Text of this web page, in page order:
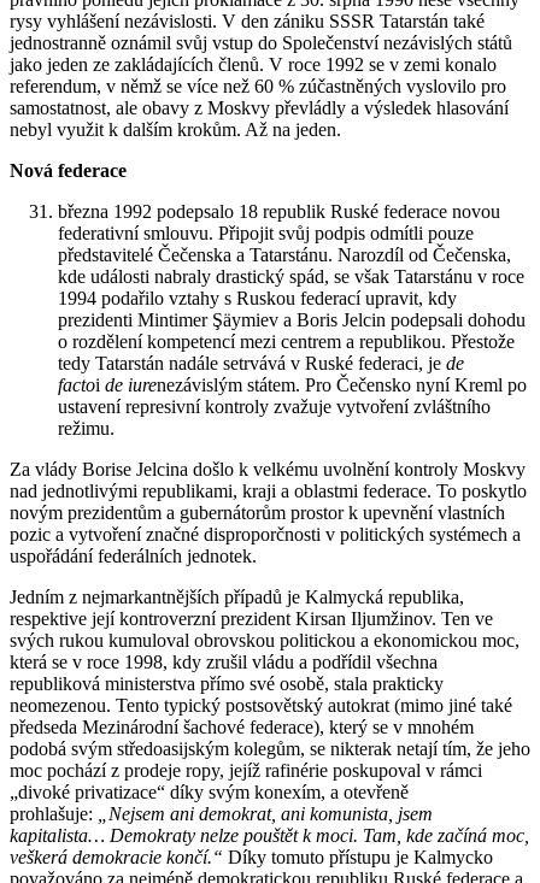
rysy vyhlášení nezávislosti. V den zániku SSSR Tatarstán také
jednostranně oznámil svůj vstup do Společenství nezávislých států
jako jeden ze zakládajících členů. V roce 1992 se v zemi konalo
referendum, v němž se více než 60 % zúčastněných vyslovilo pro
samostatnost, ale obavy z Moskvy převládly a výsledek hlasování
nebyl využit k dalším krokům. Až na jeden.
Nová federace
března 1992 podepsalo 18 republik Ruské federace novou
federativní smlouvu. Připojit svůj podpis odmítli pouze
představitelé Čečenska a Tatarstánu. Narozdíl od Čečenska,
kde události nabraly drastický spád, se však Tatarstánu v roce
1994 podařilo vztahy s Ruskou federací upravit, kdy
prezidenti Mintimer Şäymiev a Boris Jelcin podepsali dohodu
o rozdělení kompetencí mezi centrem a republikou. Přestože
tedy Tatarstán nadále setrvává v Ruské federaci, je de
factoi de iurenezávislým státem. Pro Čečensko nyní Kreml po
ustavení represivní kontroly zvažuje vytvoření zvláštního
režimu.
Za vlády Borise Jelcina došlo k velkému uvolnění kontroly Moskvy
nad jednotlivými republikami, kraji a oblastmi federace. To poskytlo
novým prezidentům a gubernátorům prostor k upevnění vlastních
pozic a vytvoření značné disproporčnosti v politických systémech a
uspořádání federálních jednotek.
Jedním z nejmarkantnějších případů je Kalmycká republika,
respektive její kontroverzní prezident Kirsan Iljumžinov. Ten ve
svých rukou kumuloval obrovskou politickou a ekonomickou moc,
která se v roce 1998, kdy zrušil vládu a podřídil všechna
republiková ministerstva přímo své osobě, stala prakticky
neomezenou. Tento typický postsovětský autokrat (mimo jiné také
předseda Mezinárodní šachové federace), který se v mnohém
podobá svým středoasijským kolegům, se nikterak netají tím, že jeho
moc pochází z prodeje ropy, jejíž rafinérie poskupoval v rámci
„divoké privatizace“ díky svým konexím, a otevřeně
prohlašuje:
„Nejsem ani demokrat, ani komunista, jsem
kapitalista… Demokraty nelze pouštět k moci. Tam, kde začíná moc,
veškerá demokracie končí.“ Díky tomuto přístupu je Kalmycko
považováno za nejméně demokratickou republiku Ruské federace a